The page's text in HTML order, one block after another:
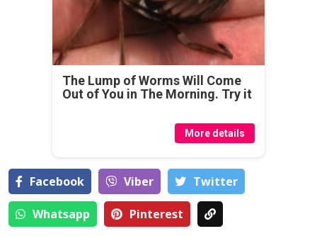
The Lump of Worms Will Come
Out of You in The Morning. Try it
More details
Facebook Viber Тwitter
Whatsapp Pinterest